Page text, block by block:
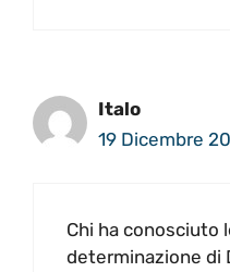
Italo
19 Dicembre
Chi ha conosciuto
determinazione di